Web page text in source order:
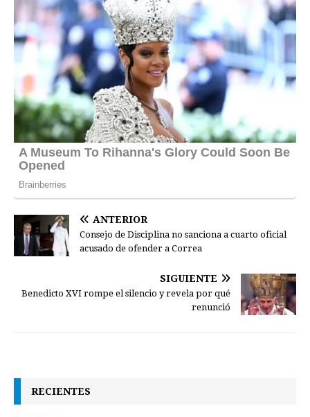
ANTERIOR
Consejo de Disciplina no sanciona a cuarto oficial
acusado de ofender a Correa
SIGUIENTE
Benedicto XVI rompe el silencio y revela por qué
renunció
RECIENTES